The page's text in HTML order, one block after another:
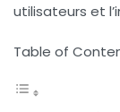
utilisateurs et
Table of